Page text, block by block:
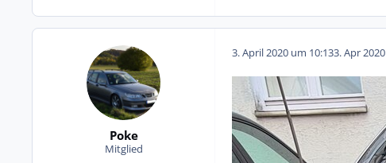
Poke
Mitglied
3. April 2020 um 10:133. Apr 2020